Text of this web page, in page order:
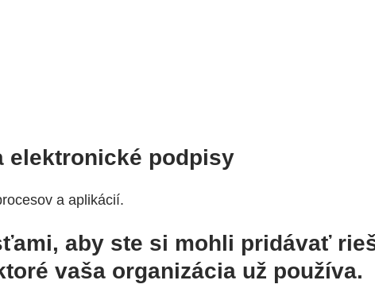
elektronické podpisy
a aplikácií.
aby ste si mohli pridávať
vaša organizácia už používa.